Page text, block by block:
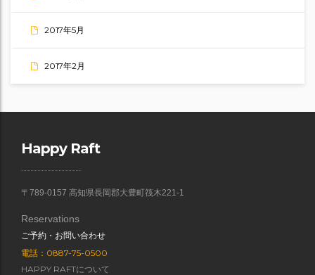
2017年5月
2017年2月
Happy Raft
〒789-0157 高知県長岡郡大豊町筏木221-1
Reservations
ご予約・お問い合わせ
電話：0887-75-0500
HAPPY RAFTについて